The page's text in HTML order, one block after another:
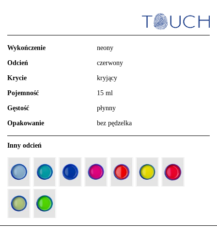
Wykończenie neony
Odcień czerwony
Krycie kryjący
Pojemność 15 ml
Gęstość płynny
Opakowanie bez pędzelka
Inny odcień